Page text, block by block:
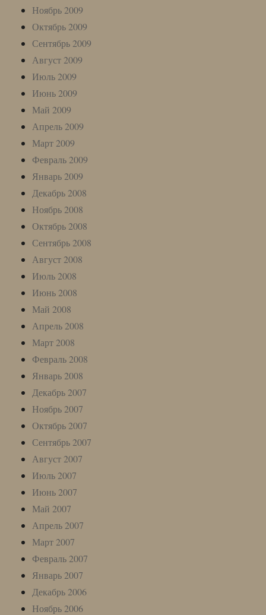
Ноябрь 2009
Октябрь 2009
Сентябрь 2009
Август 2009
Июль 2009
Июнь 2009
Май 2009
Апрель 2009
Март 2009
Февраль 2009
Январь 2009
Декабрь 2008
Ноябрь 2008
Октябрь 2008
Сентябрь 2008
Август 2008
Июль 2008
Июнь 2008
Май 2008
Апрель 2008
Март 2008
Февраль 2008
Январь 2008
Декабрь 2007
Ноябрь 2007
Октябрь 2007
Сентябрь 2007
Август 2007
Июль 2007
Июнь 2007
Май 2007
Апрель 2007
Март 2007
Февраль 2007
Январь 2007
Декабрь 2006
Ноябрь 2006